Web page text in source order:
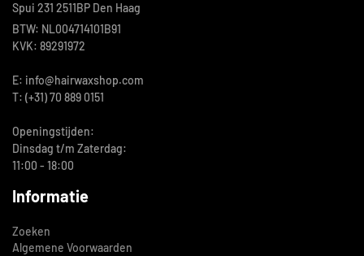
Spui 231 2511BP Den Haag
BTW: NL004714101B91
KVK: 89291972
E: info@hairwaxshop.com
T: (+31) 70 889 0151
Openingstijden:
Dinsdag t/m Zaterdag:
11:00 - 18:00
Informatie
Zoeken
Algemene Voorwaarden